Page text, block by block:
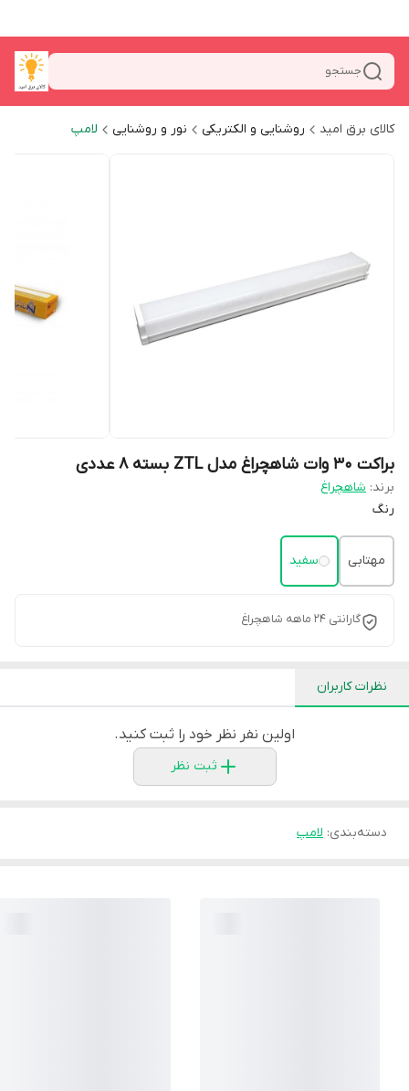
جستجو
کالای برق امید روشنایی و الکتریکی نور و روشنایی لامپ
براکت 30 وات شاهچراغ مدل ZTL بسته ۸ عددی
برند: شاهچراغ
رنگ
مهتابی سفید
گارانتی 24 ماهه شاهچراغ
نظرات کاربران
اولین نفر نظر خود را ثبت کنید.
ثبت نظر
دسته‌بندی: لامپ